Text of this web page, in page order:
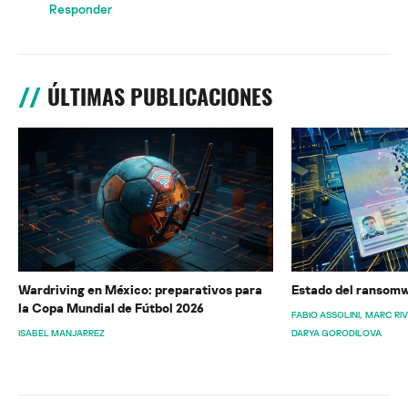
Responder
ÚLTIMAS PUBLICACIONES
Wardriving en México: preparativos para
la Copa Mundial de Fútbol 2026
ISABEL MANJARREZ
Estado del
FABIO ASSOLINI MARC
DARYA GORODILOVA